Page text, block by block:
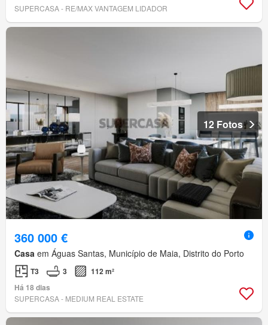
SUPERCASA - RE/MAX VANTAGEM LIDADOR
12 Fotos
360 000 €
Casa em Águas Santas, Município de Maia, Distrito do Porto
T3 3
112 m²
Há 18 dias
SUPERCASA - MEDIUM REAL ESTATE